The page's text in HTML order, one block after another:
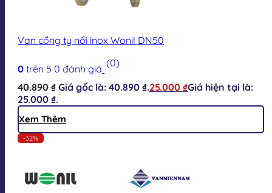
Van cổng ty nổi inox Wonil DN50
0 trên 5 0 đánh giá (0)
40.890₫ Giá gốc là: 40.890 ₫.25.000 ₫Giá hiện tại là:
25.000 ₫.
Xem Thêm
-32%